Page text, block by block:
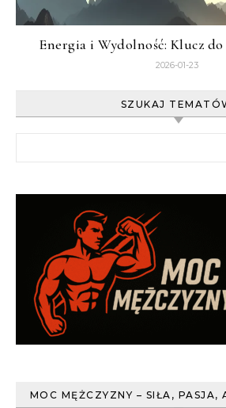
Energia i Wydolność: Klucz
2026-01-23
SZUKAJ
MOC MĘŻCZYZNY – SIŁA, PASJA,